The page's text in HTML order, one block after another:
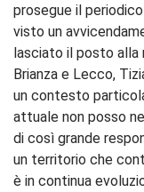
prosegue il
visto un
lasciato il posto alla
Brianza e Lecco,
un contesto
attuale non posso
di così grande
un territorio che
è in continua